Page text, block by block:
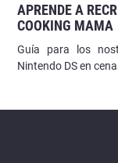
APRENDE A
COOKING MAMA
Guía para los
Nintendo DS en